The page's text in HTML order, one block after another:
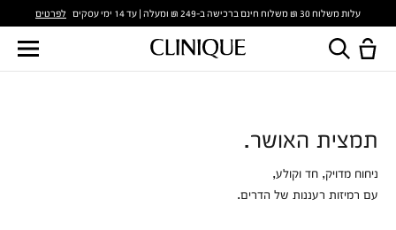
עלות משלוח 30 ₪ משלוח חינם ברכישה ב-249 ₪ ומעלה | עד 14 ימי עסקים לפרטים
תמצית האושר.
ניחוח מדויק, חד וקולע,
עם רמיזות רעננות של הדרים.